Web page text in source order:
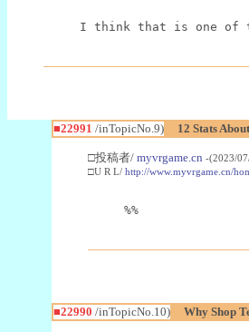
I think that is one of
■22991 /inTopicNo.9) 12 Stats
□投稿者/ myvrgame.cn -(2023/
□U R L/ http://www.myvrgame.cn/
%%
■22990 /inTopicNo.10) Why Shop